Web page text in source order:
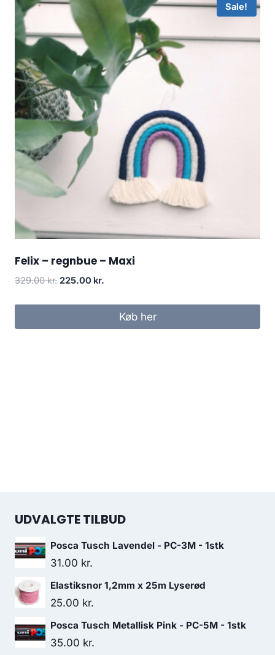
Sale!
Felix – regnbue – Maxi
329.00kr. 225.00 kr.
Køb her
UDVALGTE TILBUD
Posca Tusch Lavendel - PC-3M - 1stk
31.00 kr.
Elastiksnor 1,2mm x 25m Lyserød
25.00 kr.
Posca Tusch Metallisk Pink - PC-5M - 1stk
35.00 kr.